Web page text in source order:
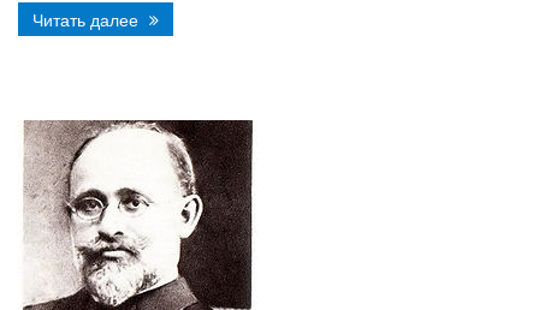
Читать далее